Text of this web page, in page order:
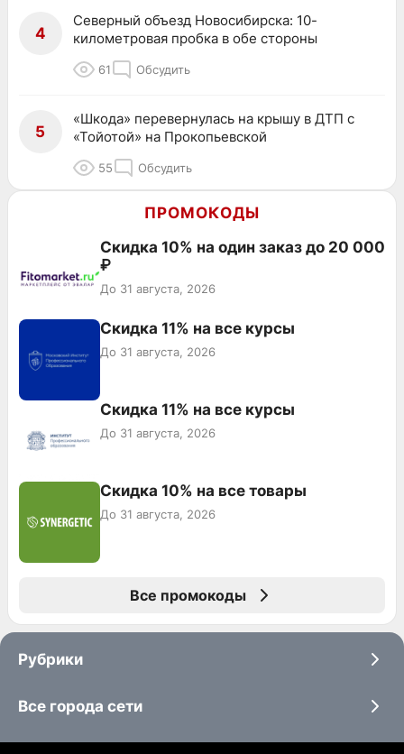
4
Северный объезд Новосибирска: 10-
километровая пробка в обе стороны
61 Обсудить
5
«Шкода» перевернулась на крышу в ДТП с
«Тойотой» на Прокопьевской
55 Обсудить
ПРОМОКОДЫ
Скидка 10% на один заказ до 20 000
₽
До 31 августа, 2026
Скидка 11% на все курсы
До 31 августа, 2026
Скидка 11% на все курсы
До 31 августа, 2026
Скидка 10% на все товары
До 31 августа, 2026
Все промокоды
Рубрики
Все города сети